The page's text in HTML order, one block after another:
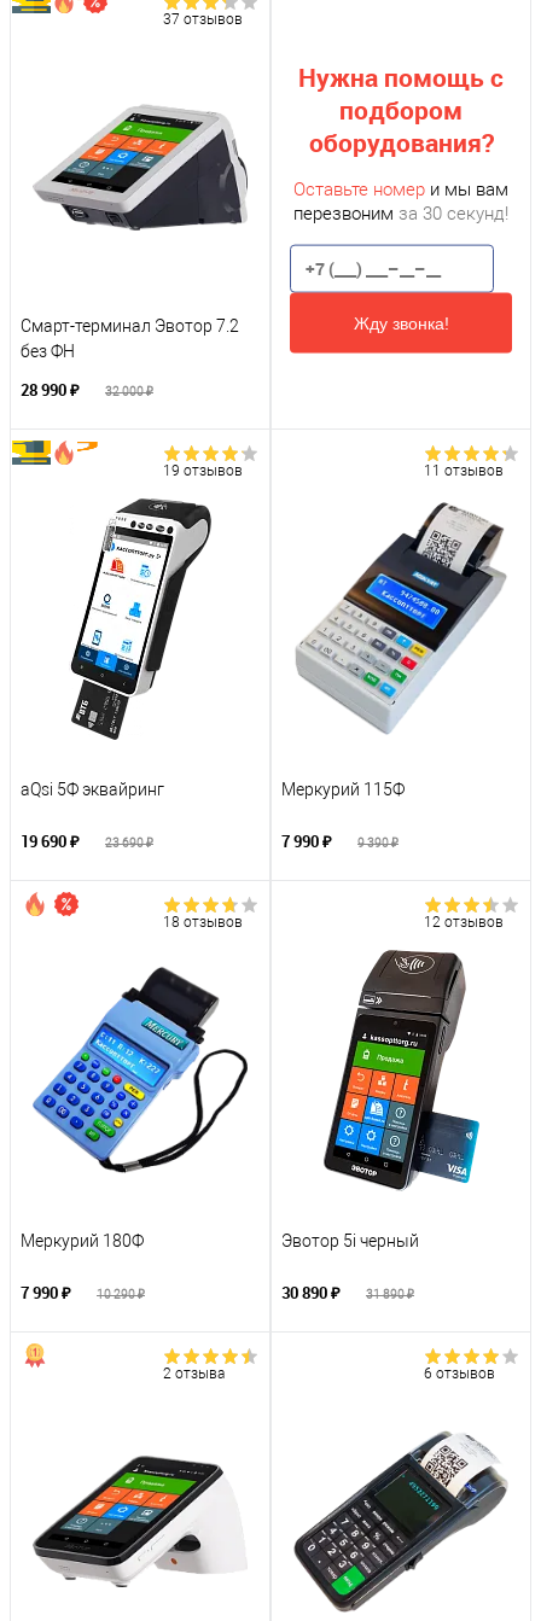
37 отзывов
Смарт-терминал Эвотор 7.2
без ФН
28 990 ₽ 32 000 ₽
Нужна помощь с
подбором
оборудования?
Оставьте номер и мы вам
перезвоним за 30 секунд!
Жду звонка!
19 отзывов
aQsi 5Ф эквайринг
19 690 ₽ 23 690 ₽
11 отзывов
Меркурий 115Ф
7 990 ₽ 9 390 ₽
18 отзывов
Меркурий 180Ф
7 990 ₽ 10 290 ₽
12 отзывов
Эвотор 5i черный
30 890 ₽ 31 890 ₽
2 отзыва 6 отзывов